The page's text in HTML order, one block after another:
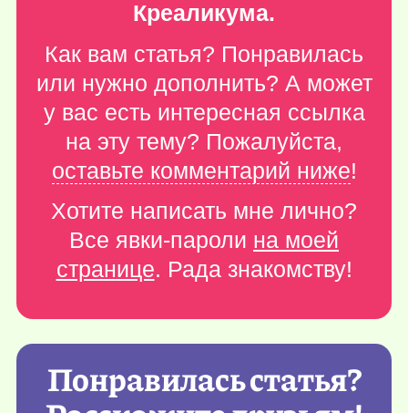
Креаликума.
Как вам статья? Понравилась
или нужно дополнить? А может
у вас есть интересная ссылка
на эту тему? Пожалуйста,
оставьте комментарий ниже!
Хотите написать мне лично?
Все явки-пароли на моей
странице. Рада знакомству!
Понравилась статья?